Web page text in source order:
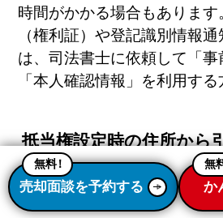
時間がかかる場合もありま
（権利証）や登記識別情報
は、司法書士に依頼して「
「本人確認情報」を利用する
抵当権設定時の住所から
どうすればいい？
抵当権設定時から住所が変
無料！
売却面談を予約する
無
か